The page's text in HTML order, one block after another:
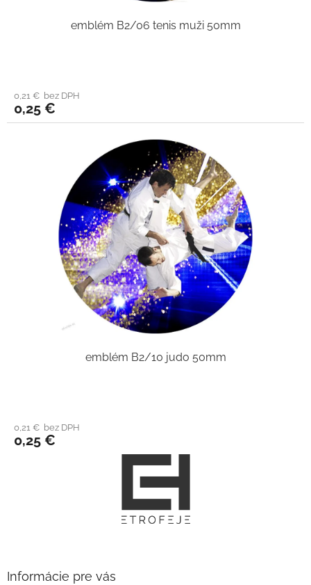
emblém B2/06 tenis muži 50mm
0,21 € bez DPH
0,25 €
emblém B2/10 judo 50mm
0,21 € bez DPH
0,25 €
Informácie pre vás